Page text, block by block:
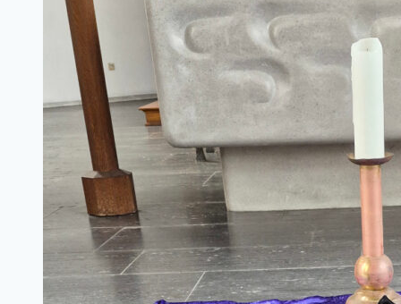
2026
in
NOW